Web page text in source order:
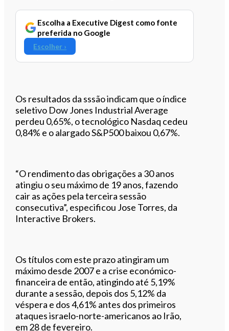
Escolha a Executive Digest como fonte
preferida no Google
Escolher ›
Os resultados da sssão indicam que o índice
seletivo Dow Jones Industrial Average
perdeu 0,65%, o tecnológico Nasdaq cedeu
0,84% e o alargado S&P500 baixou 0,67%.
“O rendimento das obrigações a 30 anos
atingiu o seu máximo de 19 anos, fazendo
cair as ações pela terceira sessão
consecutiva”, especificou Jose Torres, da
Interactive Brokers.
Os títulos com este prazo atingiram um
máximo desde 2007 e a crise económico-
financeira de então, atingindo até 5,19%
durante a sessão, depois dos 5,12% da
véspera e dos 4,61% antes dos primeiros
ataques israelo-norte-americanos ao Irão,
em 28 de fevereiro.